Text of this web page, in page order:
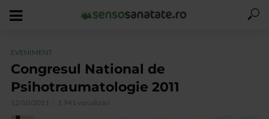
EVENIMENT
Congresul National de
Psihotraumatologie 2011
12/10/2011 1.941 vizualizari